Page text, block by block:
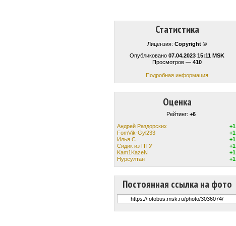
Статистика
Лицензия: Copyright ©
Опубликовано 07.04.2023 15:11 MSK
Просмотров — 410
Подробная информация
Оценка
Рейтинг: +6
Андрей Раздорских
+1
FomVik-Gyl233
+1
Илья С.
+1
Сидик из ПТУ
+1
Kam1KazeN
+1
Нурсултан
+1
Постоянная ссылка на фото